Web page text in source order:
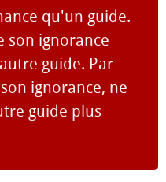
qu'un guide.
son ignorance
guide. Par
ignorance, ne
guide plus